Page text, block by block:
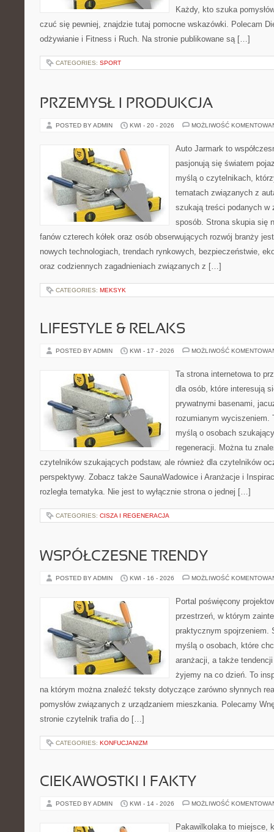
Każdy, kto szuka
czuć się pewniej, znajdzie tutaj pomocne wskazówki. Polecam
odżywianie i Fitness i Ruch. Na stronie publikowane są […]
CATEGORIES: SPORT
PRZEMYSŁ I PRODUKCJA
POSTED BY ADMIN KWI - 20 - 2026 MOŻLIWOŚĆ
Auto Jarmark to
pasjonują się światem
myślą o czytelnikach,
tematach związanych z
szukają treści podanych w
sposób. Strona skupia się
fanów czterech kółek oraz osób obserwujących rozwój branży
nowych technologiach, trendach rynkowych, bezpieczeństwie,
oraz codziennych zagadnieniach związanych z […]
CATEGORIES: MEKSYK
LIFESTYLE & RELAKS
POSTED BY ADMIN KWI - 17 - 2026 MOŻLIWOŚĆ
Ta strona internetowa to
dla osób, które interesują
prywatnymi basenami,
rozumianym wyciszeniem.
myślą o osobach
regeneracji. Można tu
czytelników szukających podstaw, ale również dla czytelników
perspektywy. Zobacz także SaunaWadowice i Aranżacje i
rozległa tematyka. Nie jest to wyłącznie strona o jednej […]
CATEGORIES: CISZA I REGENERACJA
WSPÓŁCZESNE TRENDY
POSTED BY ADMIN KWI - 16 - 2026 MOŻLIWOŚĆ
Portal poświęcony
przestrzeń, w którym
praktycznym spojrzeniem.
myślą o osobach, które
aranżacji, a także
żyjemy na co dzień. To
na którym można znaleźć teksty dotyczące zarówno słynnych
pomysłów związanych z urządzaniem mieszkania. Polecamy
stronie czytelnik trafia do […]
CATEGORIES: KONFUCJANIZM
CIEKAWOSTKI I FAKTY
POSTED BY ADMIN KWI - 14 - 2026 MOŻLIWOŚĆ
Pakawilkolaka to miejsce,